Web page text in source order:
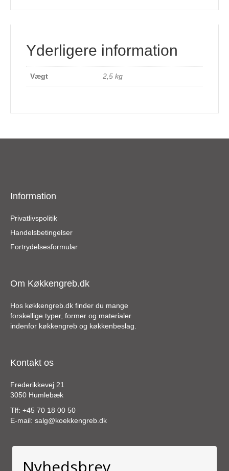
Yderligere information
Vægt 2,5 kg
Information
Privatlivspolitik
Handelsbetingelser
Fortrydelsesformular
Om Køkkengreb.dk
Hos køkkengreb.dk finder du mange
forskellige typer, former og materialer
indenfor køkkengreb og køkkenbeslag.
Kontakt os
Frederikkevej 21
3050 Humlebæk
Tlf: +45 70 18 00 50
E-mail: salg@koekkengreb.dk